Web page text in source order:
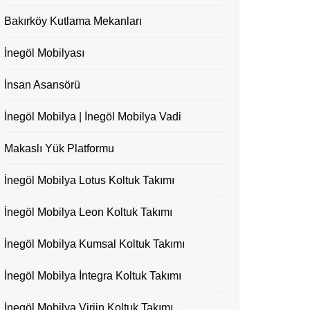
Bakırköy Kutlama Mekanları
İnegöl Mobilyası
İnsan Asansörü
İnegöl Mobilya | İnegöl Mobilya Vadi
Makaslı Yük Platformu
İnegöl Mobilya Lotus Koltuk Takımı
İnegöl Mobilya Leon Koltuk Takımı
İnegöl Mobilya Kumsal Koltuk Takımı
İnegöl Mobilya İntegra Koltuk Takımı